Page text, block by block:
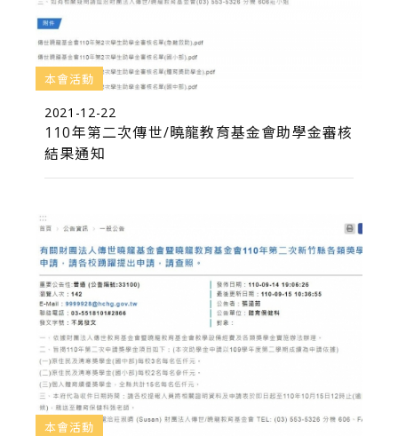
2021-12-22
本會活動
110年第二次傳世/曉龍教育基金會助學金審核
結果通知
本會活動